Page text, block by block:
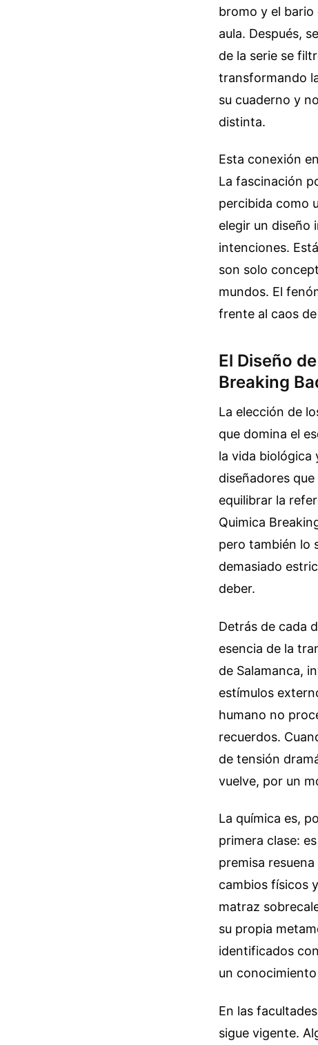
bromo y el
aula. Después,
de la serie se
transformando
su cuaderno y
distinta.
Esta conexión
La fascinación
percibida como
elegir un diseño
intenciones.
son solo
mundos. El
frente al caos
El Diseño
Breaking
La elección de
que domina el
la vida biológica
diseñadores
equilibrar la
Quimica
pero también lo
demasiado
deber.
Detrás de cada
esencia de la
de Salamanca,
estímulos
humano no
recuerdos.
de tensión
vuelve, por un
La química es,
primera clase:
premisa
cambios físicos
matraz
su propia
identificados
un
En las
sigue vigente.